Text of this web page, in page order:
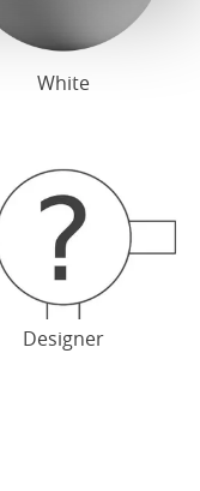
White
Designer